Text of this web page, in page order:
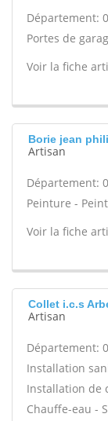
Département:
Portes de
Voir la fiche
Borie jean
Artisan
Département:
Peinture -
Voir la fiche
Collet i.c.s
Artisan
Département:
Installation
Installation de
Chauffe-eau -